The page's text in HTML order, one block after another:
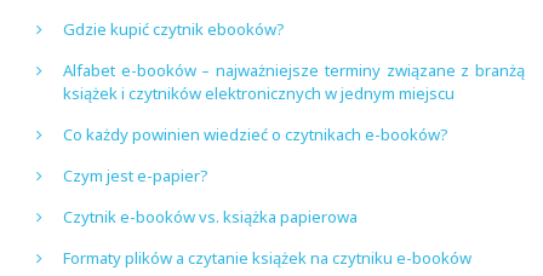
Gdzie kupić czytnik ebooków?
Alfabet e-booków – najważniejsze terminy związane z branżą
książek i czytników elektronicznych w jednym miejscu
Co każdy powinien wiedzieć o czytnikach e-booków?
Czym jest e-papier?
Czytnik e-booków vs. książka papierowa
Formaty plików a czytanie książek na czytniku e-booków